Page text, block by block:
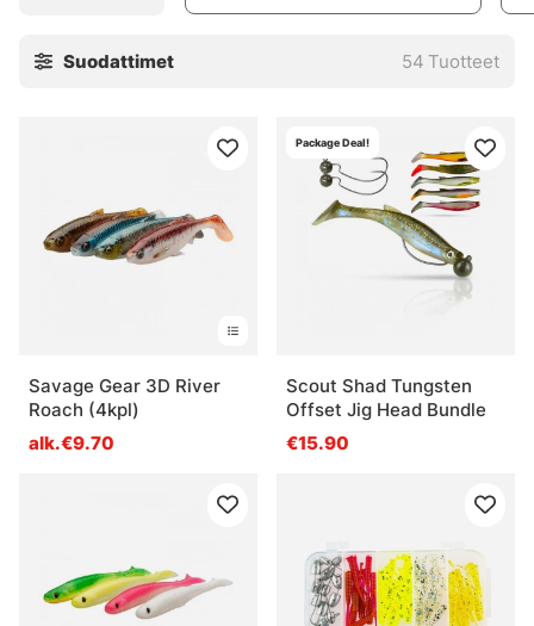
Suodattimet 54 Tuotteet
Savage Gear 3D River
Roach (4kpl)
alk.€9.70
Package Deal!
Scout Shad Tungsten
Offset Jig Head Bundle
€15.90